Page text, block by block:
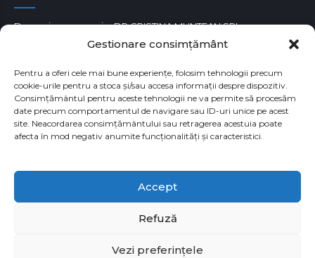
Gestionare consimțământ
Pentru a oferi cele mai bune experiențe, folosim tehnologii precum
cookie-urile pentru a stoca și/sau accesa informații despre dispozitiv.
Consimțământul pentru aceste tehnologii ne va permite să procesăm
date precum comportamentul de navigare sau ID-uri unice pe acest
site. Neacordarea consimțământului sau retragerea acestuia poate
afecta în mod negativ anumite funcționalități și caracteristici.
Accept
Refuză
Vezi preferințele
Denumire companie: DR CRISTINA MUNTEAN SRL
Cod unic de identificare fiscala: RO38180529
Numar Registrul Comertului: J35/3650/05.09.2017
Copyright by HYLUXMED @2024. All rights reserved.